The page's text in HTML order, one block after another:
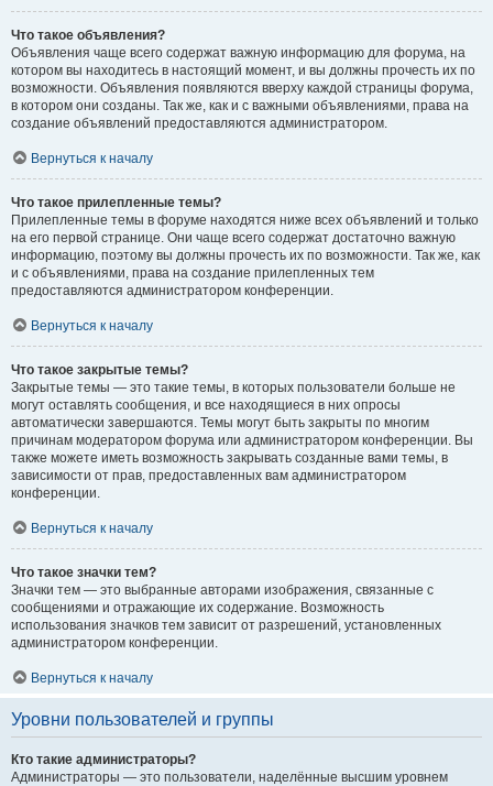
Что такое объявления?
Объявления чаще всего содержат важную информацию для форума, на
котором вы находитесь в настоящий момент, и вы должны прочесть их по
возможности. Объявления появляются вверху каждой страницы форума,
в котором они созданы. Так же, как и с важными объявлениями, права на
создание объявлений предоставляются администратором.
Вернуться к началу
Что такое прилепленные темы?
Прилепленные темы в форуме находятся ниже всех объявлений и только
на его первой странице. Они чаще всего содержат достаточно важную
информацию, поэтому вы должны прочесть их по возможности. Так же, как
и с объявлениями, права на создание прилепленных тем
предоставляются администратором конференции.
Вернуться к началу
Что такое закрытые темы?
Закрытые темы — это такие темы, в которых пользователи больше не
могут оставлять сообщения, и все находящиеся в них опросы
автоматически завершаются. Темы могут быть закрыты по многим
причинам модератором форума или администратором конференции. Вы
также можете иметь возможность закрывать созданные вами темы, в
зависимости от прав, предоставленных вам администратором
конференции.
Вернуться к началу
Что такое значки тем?
Значки тем — это выбранные авторами изображения, связанные с
сообщениями и отражающие их содержание. Возможность
использования значков тем зависит от разрешений, установленных
администратором конференции.
Вернуться к началу
Уровни пользователей и группы
Кто такие администраторы?
Администраторы — это пользователи, наделённые высшим уровнем